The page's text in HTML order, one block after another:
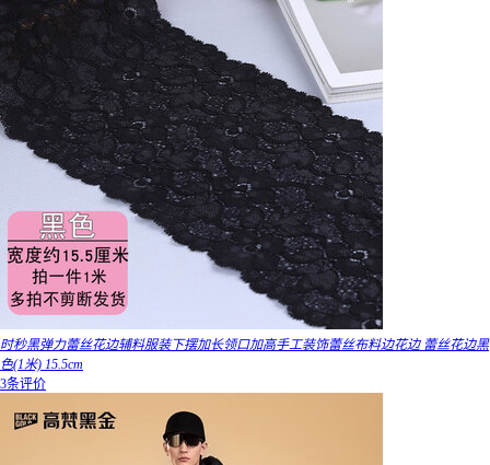
时秒黑弹力蕾丝花边辅料服装下摆加长领口加高手工装饰蕾丝布料边花边 蕾丝花边黑
色(1米) 15.5cm
3条评价